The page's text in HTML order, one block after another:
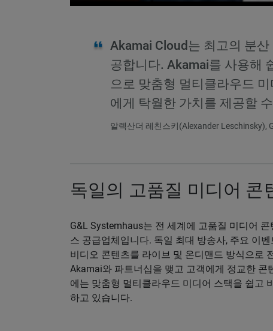
Akamai Cloud는 최고의 분
공합니다. Akamai를 사용해
으로 맞춤형 멀티클라우드
에게 탁월한 가치를 제공할
알렉산더 레친스키(Alexander Leschinsky),
독일의 고품질 미디어 콘
G&L Systemhaus는 전 세계에 고품질 미디어
스 공급업체입니다. 독일 최대 방송사, 주요 이
비디오 콘텐츠를 라이브 및 온디맨드 방식으로
Akamai와 파트너십을 맺고 고객에게 정교한
에는 맞춤형 멀티클라우드 미디어 스택을 쉽고
하고 있습니다.